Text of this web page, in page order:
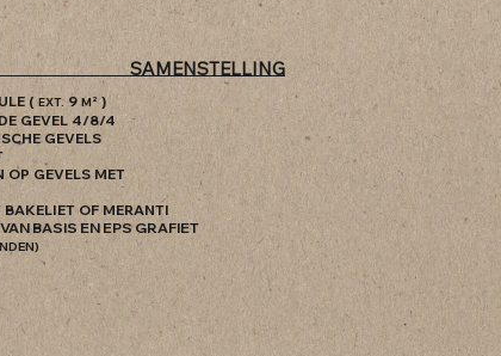
SAMENSTELLING
( EXT. 9 M² )
GEVEL 4/8/4
GEVELS
OP GEVELS MET
BAKELIET OF MERANTI
BASIS EN EPS GRAFIET